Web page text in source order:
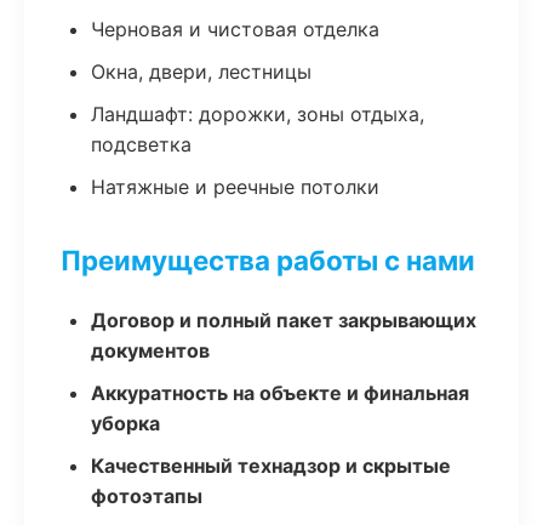
Черновая и чистовая отделка
Окна, двери, лестницы
Ландшафт: дорожки, зоны отдыха,
подсветка
Натяжные и реечные потолки
Преимущества работы с нами
Договор и полный пакет закрывающих
документов
Аккуратность на объекте и финальная
уборка
Качественный технадзор и скрытые
фотоэтапы